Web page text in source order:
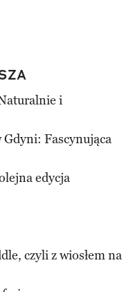
i
Fascynująca
edycja
czyli z wiosłem na